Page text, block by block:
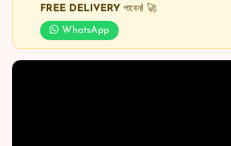
FREE DELIVERY পাবেন! 🚀
WhatsApp